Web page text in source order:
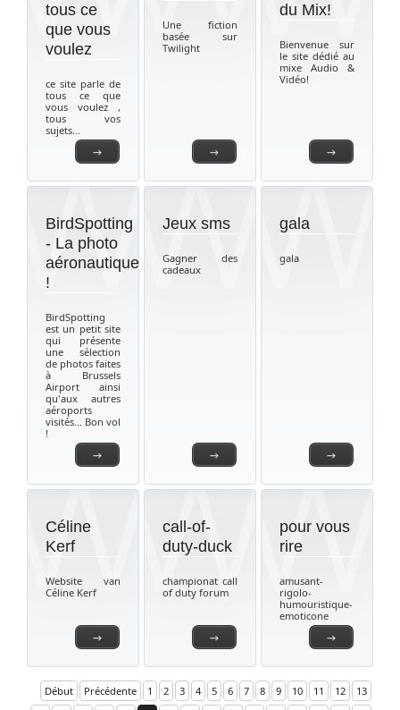
→
tous ce
que vous
voulez
ce site parle de
tous ce que
vous voulez ,
tous vos
sujets...
→
Une fiction
basée sur
Twilight
→
du Mix!
Bienvenue sur
le site dédié au
mixe Audio &
Vidéo!
→
BirdSpotting
- La photo
aéronautique
!
BirdSpotting
est un petit site
qui présente
une sélection
de photos faites
à Brussels
Airport ainsi
qu'aux autres
aéroports
visités... Bon vol
!
→
Jeux sms
Gagner des
cadeaux
→
gala
gala
→
Céline
Kerf
Website van
Céline Kerf
→
call-of-
duty-duck
championat call
of duty forum
→
pour vous
rire
amusant-
rigolo-
humouristique-
emoticone
Début Précédente 1 2 3 4 5 6 7 8 9 10 11 12
13